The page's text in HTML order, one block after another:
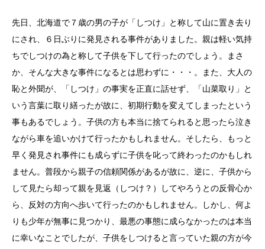
先日、北海道で７歳の男の子が「しつけ」と称して山に置き去り
にされ、６日ぶりに発見される事件がありました。親は軽い気持
ちでしつけの為と称して子供を下して行ったのでしょう。まさ
か、そんな大きな事件になるとは思わずに・・・。また、大人の
恥と外聞が、「しつけ」の事実を正直に話せず、「山菜取り」と
いう言葉に取り繕ったが故に、初期行動を変えてしまったという
事もあるでしょう。子供の方も本当に捨てられると思ったら泣き
ながら車を追いかけて行ったかもしれません。そしたら、もっと
早く発見され事件にも成らずに子供を叱って終わったのかもしれ
ません。普段から親子の信頼関係があるが故に、逆に、子供から
して見たら却って親を見返（しつけ？）してやろうとの反骨心か
ら、反対の方向へ歩いて行ったのかもしれません。しかし、何よ
りも少年が無事に見つかり、最悪の事態に成らなかったのは本当
に幸いなことでしたが、子供をしつけると言っていた親の方が今